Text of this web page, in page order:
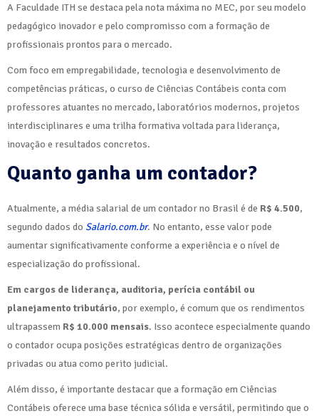
A Faculdade ITH se destaca pela nota máxima no MEC, por seu modelo
pedagógico inovador e pelo compromisso com a formação de
profissionais prontos para o mercado.
Com foco em empregabilidade, tecnologia e desenvolvimento de
competências práticas, o curso de Ciências Contábeis conta com
professores atuantes no mercado, laboratórios modernos, projetos
interdisciplinares e uma trilha formativa voltada para liderança,
inovação e resultados concretos.
Quanto ganha um contador?
Atualmente, a média salarial de um contador no Brasil é de R$ 4.500,
segundo dados do Salario.com.br. No entanto, esse valor pode
aumentar significativamente conforme a experiência e o nível de
especialização do profissional.
Em cargos de liderança, auditoria, perícia contábil ou
planejamento tributário, por exemplo, é comum que os rendimentos
ultrapassem R$ 10.000 mensais. Isso acontece especialmente quando
o contador ocupa posições estratégicas dentro de organizações
privadas ou atua como perito judicial.
Além disso, é importante destacar que a formação em Ciências
Contábeis oferece uma base técnica sólida e versátil, permitindo que o